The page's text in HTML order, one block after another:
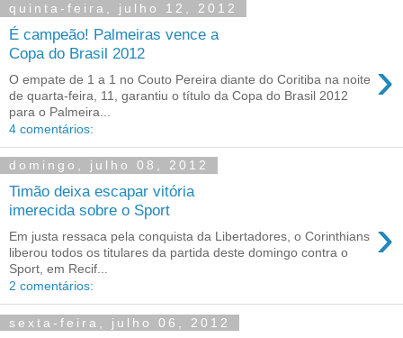
quinta-feira, julho 12, 2012
É campeão! Palmeiras vence a
Copa do Brasil 2012
›
O empate de 1 a 1 no Couto Pereira diante do Coritiba na noite
de quarta-feira, 11, garantiu o título da Copa do Brasil 2012
para o Palmeira...
4 comentários:
domingo, julho 08, 2012
Timão deixa escapar vitória
imerecida sobre o Sport
›
Em justa ressaca pela conquista da Libertadores, o Corinthians
liberou todos os titulares da partida deste domingo contra o
Sport, em Recif...
2 comentários:
sexta-feira, julho 06, 2012